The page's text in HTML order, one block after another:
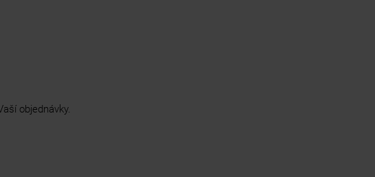
objednávky.